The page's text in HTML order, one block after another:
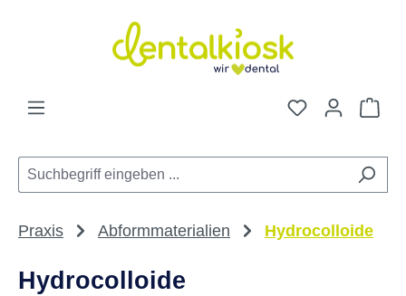
Zum Hauptinhalt springen
Du hast 0
Praxis Abformmaterialien Hydrocolloide
Hydrocolloide